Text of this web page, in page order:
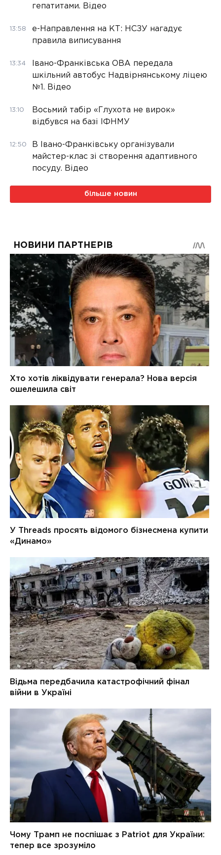
гепатитами. Відео
13:58
е-Направлення на КТ: НСЗУ нагадує
правила виписування
13:34
Івано-Франківська ОВА передала
шкільний автобус Надвірнянському ліцею
№1. Відео
13:10
Восьмий табір «Глухота не вирок»
відбувся на базі ІФНМУ
12:50
В Івано-Франківську організували
майстер-клас зі створення адаптивного
посуду. Відео
більше новин